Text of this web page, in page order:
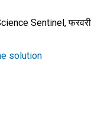
Sentinel, फरवरी
solution